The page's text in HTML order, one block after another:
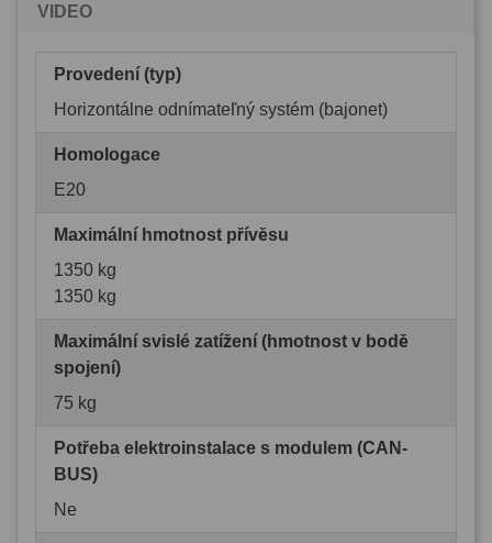
VIDEO
Provedení (typ)
Horizontálne odnímateľný systém (bajonet)
Homologace
E20
Maximální hmotnost přívěsu
1350 kg
1350 kg
Maximální svislé zatížení (hmotnost v bodě
spojení)
75 kg
Potřeba elektroinstalace s modulem (CAN-
BUS)
Ne